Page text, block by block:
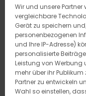
Wir und unsere
vergleichbare
Gerät zu speichern
personenbezogenen
und Ihre IP-Adresse)
personalisierte
Leistung von Werbung
mehr über ihr Publikum
Partner zu entwickeln
Wahl so einstellen,